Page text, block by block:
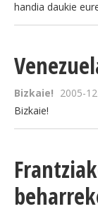
handia daukie
Bizkaie! 2005-
Bizkaie!